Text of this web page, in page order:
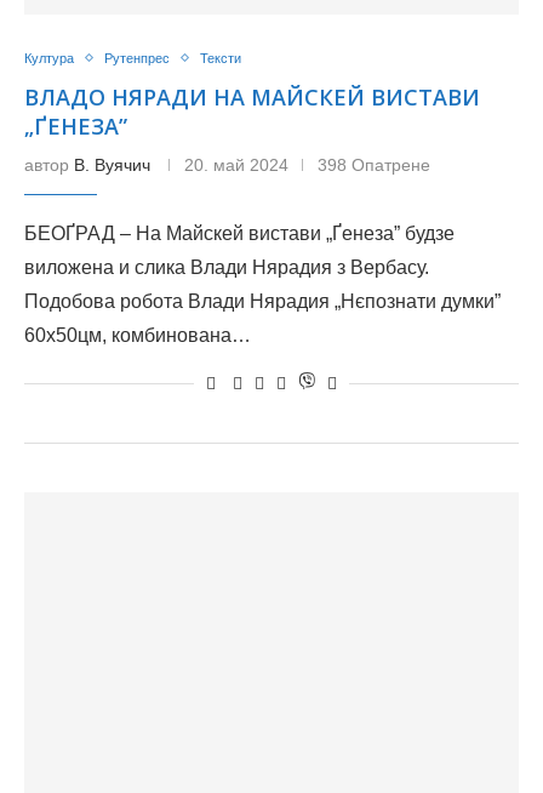
Култура Рутенпрес Тексти
ВЛАДО НЯРАДИ НА МАЙСКЕЙ ВИСТАВИ
„ҐЕНЕЗА”
автор В. Вуячич 20. май 2024 398 Опатрене
БЕОҐРАД – На Майскей вистави „Ґенеза” будзе
виложена и слика Влади Нярадия з Вербасу.
Подобова робота Влади Нярадия „Нєпознати думки”
60х50цм, комбинована…